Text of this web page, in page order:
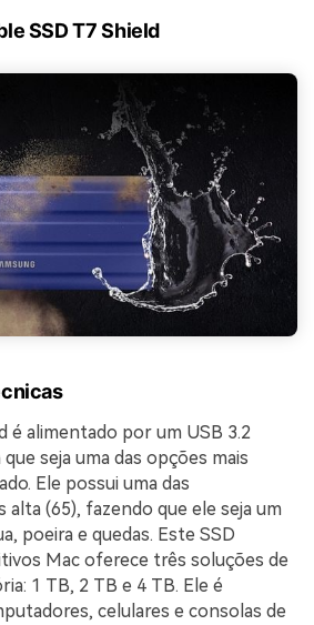
SSD T7 Shield
é alimentado por um USB 3.2
seja uma das opções mais
Ele possui uma das
alta (65), fazendo que ele seja um
poeira e quedas. Este SSD
Mac oferece três soluções de
1 TB, 2 TB e 4 TB. Ele é
celulares e consolas de